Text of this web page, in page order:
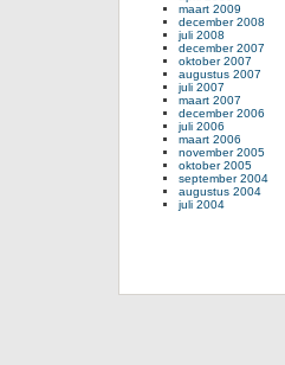
maart 2009
december 2008
juli 2008
december 2007
oktober 2007
augustus 2007
juli 2007
maart 2007
december 2006
juli 2006
maart 2006
november 2005
oktober 2005
september 2004
augustus 2004
juli 2004